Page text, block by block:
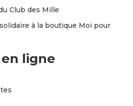
Club des Mille
à la boutique Moi pour
ligne